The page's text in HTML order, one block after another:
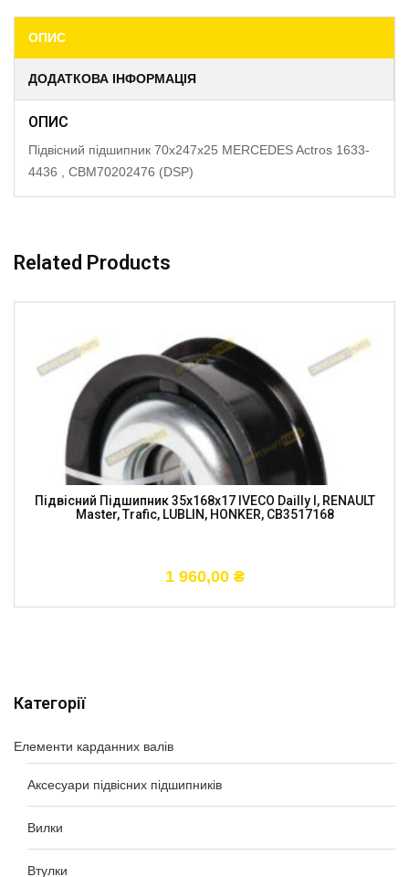
Категорії
Елементи карданних валів
Аксесуари підвісних підшипників
Вилки
Втулки
ОПИС
ДОДАТКОВА ІНФОРМАЦІЯ
ОПИС
Підвісний підшипник 70x247x25 MERCEDES Actros 1633-
4436 , CBM70202476 (DSP)
Related Products
Підвісний Підшипник 35x168x17 IVECO Dailly I, RENAULT
Master, Trafic, LUBLIN, HONKER, CB3517168
1 960,00 ₴